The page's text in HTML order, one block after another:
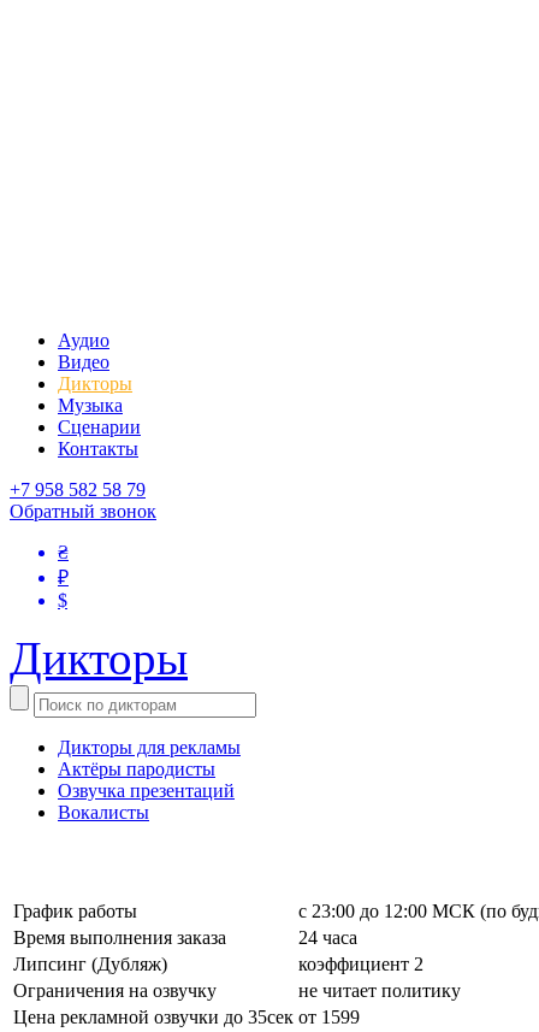
Аудио
Видео
Дикторы
Музыка
Сценарии
Контакты
+7 958 582 58 79
Обратный звонок
₴
₽
$
Дикторы
Дикторы для рекламы
Актёры пародисты
Озвучка презентаций
Вокалисты
График работы
с 23:00 до 12:00 МСК (по
Время выполнения заказа
24 часа
Липсинг (Дубляж)
коэффициент 2
Ограничения на озвучку
не читает политику
Цена рекламной озвучки до 35сек от 1599